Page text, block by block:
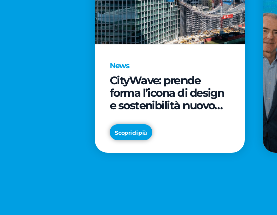
News
CityWave: prende
forma l’icona di design
e sostenibilità nuovo
Scopri di più